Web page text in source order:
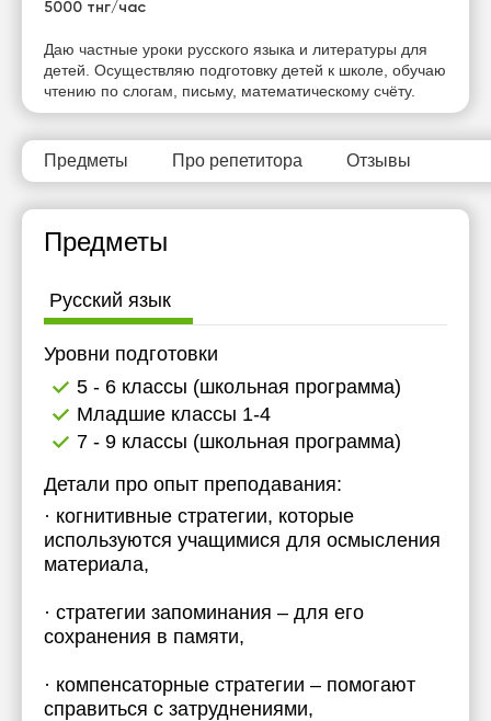
5000 тнг/час
Даю частные уроки русского языка и литературы для
детей. Осуществляю подготовку детей к школе, обучаю
чтению по слогам, письму, математическому счёту.
Предметы Про репетитора Отзывы
Предметы
Русский язык
Уровни подготовки
5 - 6 классы (школьная программа)
Младшие классы 1-4
7 - 9 классы (школьная программа)
Детали про опыт преподавания:
· когнитивные стратегии, которые
используются учащимися для осмысления
материала,
· стратегии запоминания – для его
сохранения в памяти,
· компенсаторные стратегии – помогают
справиться с затруднениями,
свободных
часов
свободных
часов
свободных
часов
свободных
часов